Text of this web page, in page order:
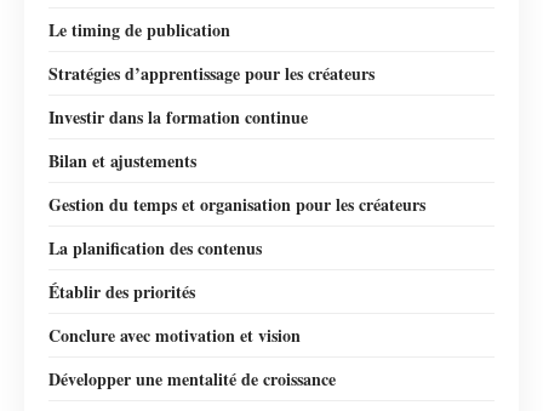
Le timing de publication
Stratégies d’apprentissage pour les créateurs
Investir dans la formation continue
Bilan et ajustements
Gestion du temps et organisation pour les créateurs
La planification des contenus
Établir des priorités
Conclure avec motivation et vision
Développer une mentalité de croissance